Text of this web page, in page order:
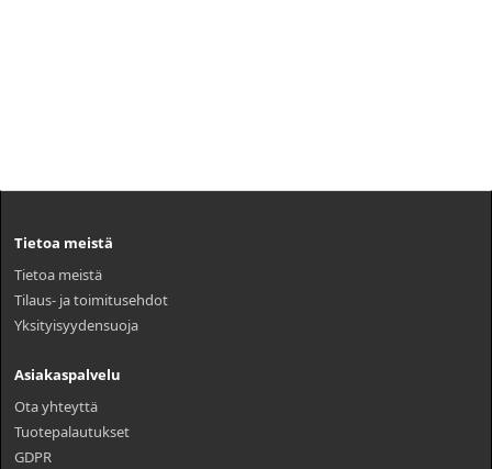
Tietoa meistä
Tietoa meistä
Tilaus- ja toimitusehdot
Yksityisyydensuoja
Asiakaspalvelu
Ota yhteyttä
Tuotepalautukset
GDPR